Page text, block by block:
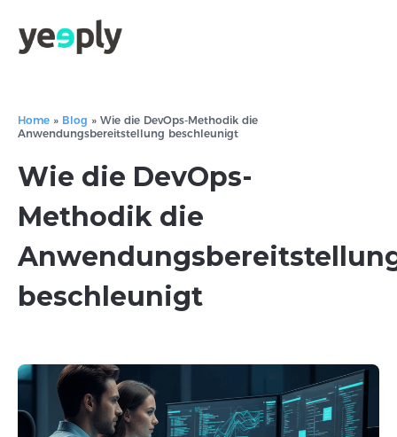
Home » Blog » Wie die DevOps-Methodik die
Anwendungsbereitstellung beschleunigt
Wie die DevOps-
Methodik die
beschleunigt